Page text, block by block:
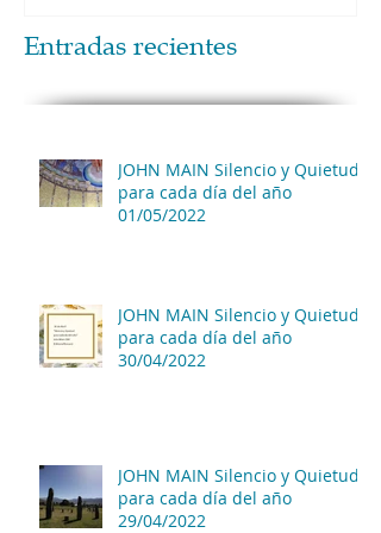
Entradas recientes
JOHN MAIN Silencio y Quietud
para cada día del año
01/05/2022
JOHN MAIN Silencio y Quietud
para cada día del año
30/04/2022
JOHN MAIN Silencio y Quietud
para cada día del año
29/04/2022